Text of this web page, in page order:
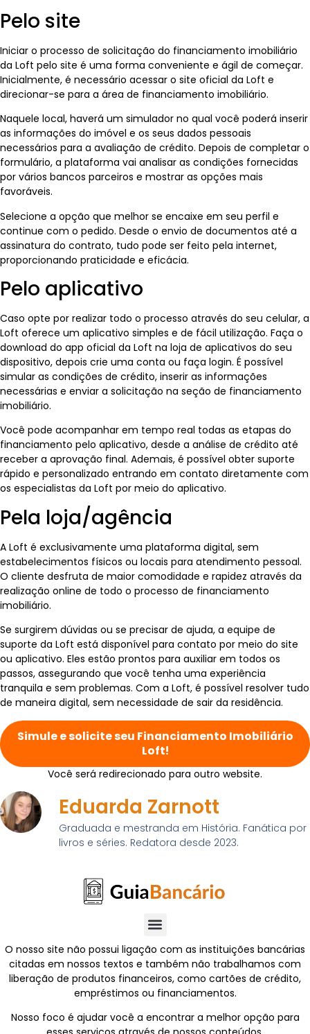
Pelo site
Iniciar o processo de solicitação do financiamento imobiliário
da Loft pelo site é uma forma conveniente e ágil de começar.
Inicialmente, é necessário acessar o site oficial da Loft e
direcionar-se para a área de financiamento imobiliário.
Naquele local, haverá um simulador no qual você poderá inserir
as informações do imóvel e os seus dados pessoais
necessários para a avaliação de crédito. Depois de completar o
formulário, a plataforma vai analisar as condições fornecidas
por vários bancos parceiros e mostrar as opções mais
favoráveis.
Selecione a opção que melhor se encaixe em seu perfil e
continue com o pedido. Desde o envio de documentos até a
assinatura do contrato, tudo pode ser feito pela internet,
proporcionando praticidade e eficácia.
Pelo aplicativo
Caso opte por realizar todo o processo através do seu celular, a
Loft oferece um aplicativo simples e de fácil utilização. Faça o
download do app oficial da Loft na loja de aplicativos do seu
dispositivo, depois crie uma conta ou faça login. É possível
simular as condições de crédito, inserir as informações
necessárias e enviar a solicitação na seção de financiamento
imobiliário.
Você pode acompanhar em tempo real todas as etapas do
financiamento pelo aplicativo, desde a análise de crédito até
receber a aprovação final. Ademais, é possível obter suporte
rápido e personalizado entrando em contato diretamente com
os especialistas da Loft por meio do aplicativo.
Pela loja/agência
A Loft é exclusivamente uma plataforma digital, sem
estabelecimentos físicos ou locais para atendimento pessoal.
O cliente desfruta de maior comodidade e rapidez através da
realização online de todo o processo de financiamento
imobiliário.
Se surgirem dúvidas ou se precisar de ajuda, a equipe de
suporte da Loft está disponível para contato por meio do site
ou aplicativo. Eles estão prontos para auxiliar em todos os
passos, assegurando que você tenha uma experiência
tranquila e sem problemas. Com a Loft, é possível resolver tudo
de maneira digital, sem necessidade de sair da residência.
Simule e solicite seu Financiamento Imobiliário
Loft!
Você será redirecionado para outro website.
Eduarda Zarnott
Graduada e mestranda em História. Fanática por
livros e séries. Redatora desde 2023.
O nosso site não possui ligação com as instituições bancárias
citadas em nossos textos e também não trabalhamos com
liberação de produtos financeiros, como cartões de crédito,
empréstimos ou financiamentos.
Nosso foco é ajudar você a encontrar a melhor opção para